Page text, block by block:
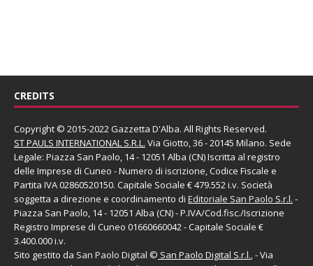
CREDITS
Copyright © 2015-2022 Gazzetta D'Alba. All Rights Reserved.
ST PAULS INTERNATIONAL S.R.L. Via Giotto, 36 - 20145 Milano. Sede
Legale: Piazza San Paolo, 14 - 12051 Alba (CN) Iscritta al registro
delle Imprese di Cuneo - Numero di iscrizione, Codice Fiscale e
Partita IVA 02860520150. Capitale Sociale € 479.552 i.v. Società
soggetta a direzione e coordinamento di Editoriale San Paolo S.r.l. -
Piazza San Paolo, 14 - 12051 Alba (CN) - P.IVA/Cod.fisc./Iscrizione
Registro Imprese di Cuneo 01660660042 - Capitale Sociale €
3.400.000 i.v.
Sito gestito da San Paolo Digital © San Paolo Digital S.r.l., - Via